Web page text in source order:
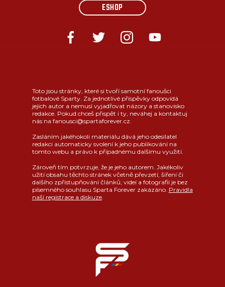
ESHOP
Toto jsou stránky, které si tvoří samotní fanoušci
fotbalové Sparty. Za jednotlivé příspěvky odpovídá
jejich autor a nemusí vyjadřovat názory a stanovisko
redakce. Pokud chceš přispět i ty, neváhej a kontaktuj
nás na fanousci@spartaforever.cz.
Zasláním jakéhokoli materiálu dává jeho odesílatel
redakci automaticky svolení k jeho publikování na
tomto webu a právo k případnému dalšímu využití.
Zároveň tím potvrzuje, že je jeho autorem. Jakékoliv
užití obsahu těchto stránek včetně převzetí, šíření či
dalšího zpřístupňování článků, videí a fotografií je bez
písemného souhlasu Sparta Forever zakázáno. Pravidla
naší registrace a diskuze.